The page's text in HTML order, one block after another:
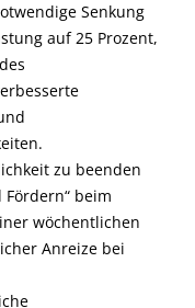
Senkung
auf 25 Prozent,
zu beenden
beim
wöchentlichen
Anreize bei